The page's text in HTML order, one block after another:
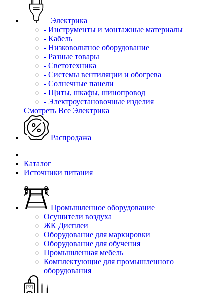
Электрика
- Инструменты и монтажные материалы
- Кабель
- Низковольтное оборудование
- Разные товары
- Светотехника
- Системы вентиляции и обогрева
- Солнечные панели
- Щиты, шкафы, шинопровод
- Электроустановочные изделия
Смотреть Все Электрика
Распродажа
Каталог
Источники питания
Промышленное оборудование
Осушители воздуха
ЖК Дисплеи
Оборудование для маркировки
Оборудование для обучения
Промышленная мебель
Комплектующие для промышленного
оборудования